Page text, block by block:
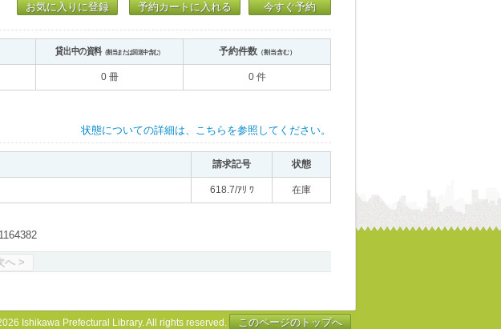
お気に入りに登録 予約カートに入れる 今すぐ予約
貸出中の資料（割当または回送中含む） 予約件数（割当含む）
0 冊 0 件
状態についての詳細は、こちらを参照してください。
請求記号 状態
618.7/ｱﾘ ﾜ 在庫
へ >
Ishikawa Prefectural Library. All rights reserved. このページのトップへ